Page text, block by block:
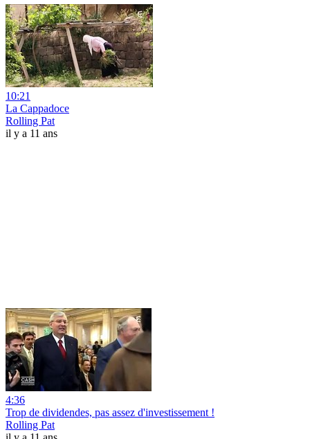
10:21
La Cappadoce
Rolling Pat
il y a 11 ans
4:36
Trop de dividendes, pas assez d'investissement !
Rolling Pat